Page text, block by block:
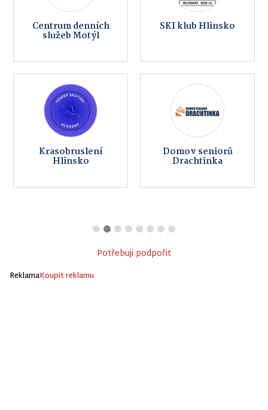
Centrum denních
služeb Motýl
SKI klub Hlinsko
Krasobruslení
Hlinsko
Domov seniorů
Drachtinka
Potřebuji podpořit
ReklamaKoupit reklamu